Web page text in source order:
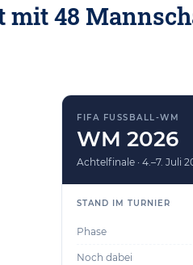
mit 48
FIFA FUSSBALL-WM
WM 2026
Achtelfinale · 4.–7. Juli
STAND IM TURNIER
Phase
Noch dabei